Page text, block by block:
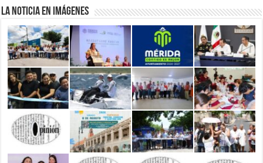
La Noticia en Imágenes